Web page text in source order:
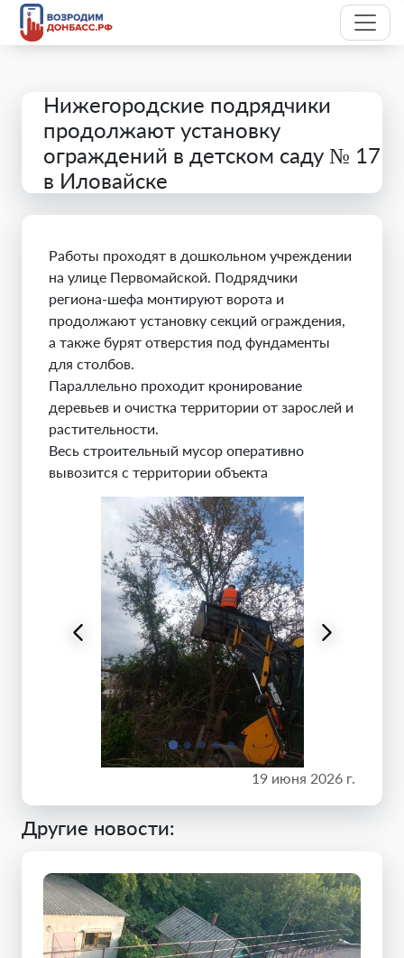
Нижегородские подрядчики
продолжают установку
ограждений в детском саду № 17
в Иловайске
Работы проходят в дошкольном учреждении
на улице Первомайской. Подрядчики
региона-шефа монтируют ворота и
продолжают установку секций ограждения,
а также бурят отверстия под фундаменты
для столбов.
Параллельно проходит кронирование
деревьев и очистка территории от зарослей и
растительности.
Весь строительный мусор оперативно
вывозится с территории объекта
19 июня 2026 г.
Другие новости: